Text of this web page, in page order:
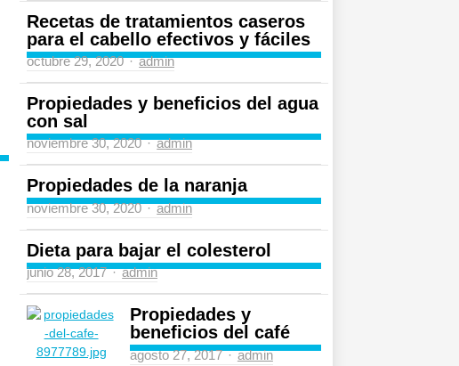
Recetas de tratamientos caseros
para el cabello efectivos y fáciles
octubre 29, 2020 Author
admin
Propiedades y beneficios del agua
con sal
noviembre 30, 2020 Author
admin
Propiedades de la naranja
noviembre 30, 2020 Author
admin
Dieta para bajar el colesterol
junio 28, 2017 Author
admin
Propiedades y
beneficios del café
agosto 27, 2017 Author
admin